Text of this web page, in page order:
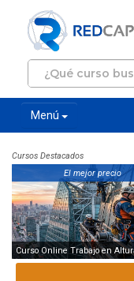
Menú
Cursos Destacados
El mejor precio
Curso Online Trabajo en